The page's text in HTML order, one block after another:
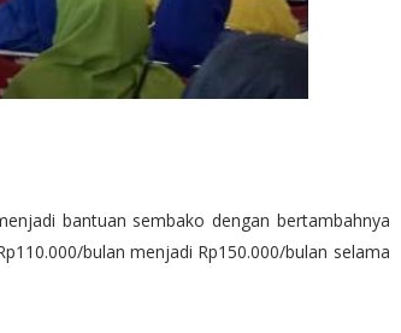
bantuan sembako dengan bertambahnya
bulan menjadi Rp150.000/bulan selama